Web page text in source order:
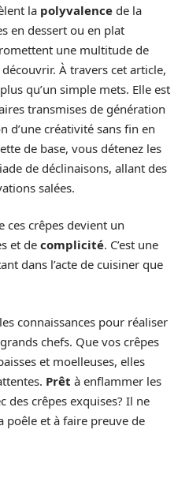
la polyvalence de la
en dessert ou en plat
une multitude de
À travers cet article,
qu’un simple mets. Elle est
transmises de génération
d’une créativité sans fin en
de base, vous détenez les
de déclinaisons, allant des
salées.
ces crêpes devient un
et de complicité. C’est une
dans l’acte de cuisiner que
connaissances pour réaliser
chefs. Que vos crêpes
et moelleuses, elles
Prêt à enflammer les
des crêpes exquises? Il ne
poêle et à faire preuve de